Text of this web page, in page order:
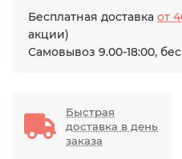
Бесплатная доставка от
акции)
Самовывоз 9.00-18:00,
Быстрая
доставка в день
заказа